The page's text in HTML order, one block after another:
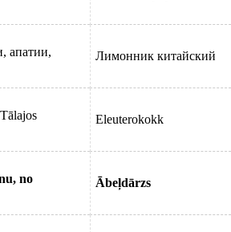
апатии,
Лимонник китайский
Eleuterokokk
no
Ābeļdārzs